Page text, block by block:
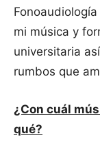
mi música y
universitaria
rumbos que
¿Con cuál
qué?